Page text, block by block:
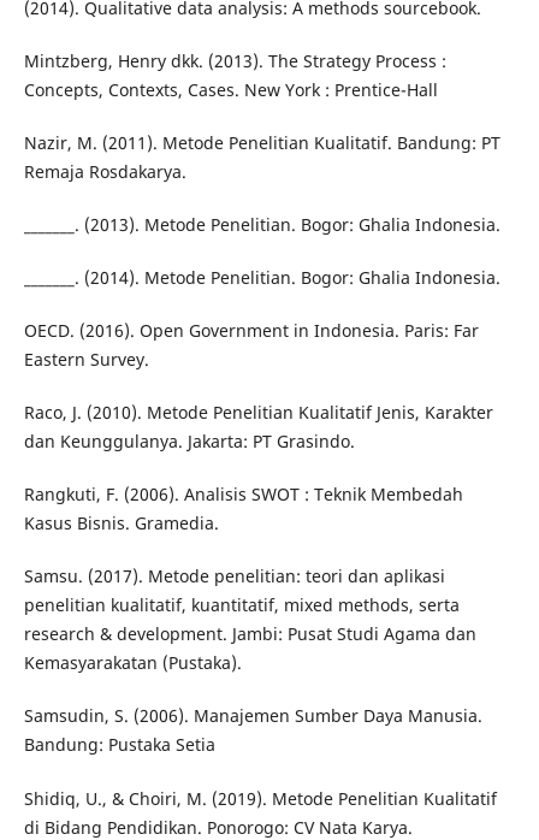
(2014). Qualitative data analysis: A methods sourcebook.
Mintzberg, Henry dkk. (2013). The Strategy Process :
Concepts, Contexts, Cases. New York : Prentice-Hall
Nazir, M. (2011). Metode Penelitian Kualitatif. Bandung: PT
Remaja Rosdakarya.
_______. (2013). Metode Penelitian. Bogor: Ghalia Indonesia.
_______. (2014). Metode Penelitian. Bogor: Ghalia Indonesia.
OECD. (2016). Open Government in Indonesia. Paris: Far
Eastern Survey.
Raco, J. (2010). Metode Penelitian Kualitatif Jenis, Karakter
dan Keunggulanya. Jakarta: PT Grasindo.
Rangkuti, F. (2006). Analisis SWOT : Teknik Membedah
Kasus Bisnis. Gramedia.
Samsu. (2017). Metode penelitian: teori dan aplikasi
penelitian kualitatif, kuantitatif, mixed methods, serta
research & development. Jambi: Pusat Studi Agama dan
Kemasyarakatan (Pustaka).
Samsudin, S. (2006). Manajemen Sumber Daya Manusia.
Bandung: Pustaka Setia
Shidiq, U., & Choiri, M. (2019). Metode Penelitian Kualitatif
di Bidang Pendidikan. Ponorogo: CV Nata Karya.